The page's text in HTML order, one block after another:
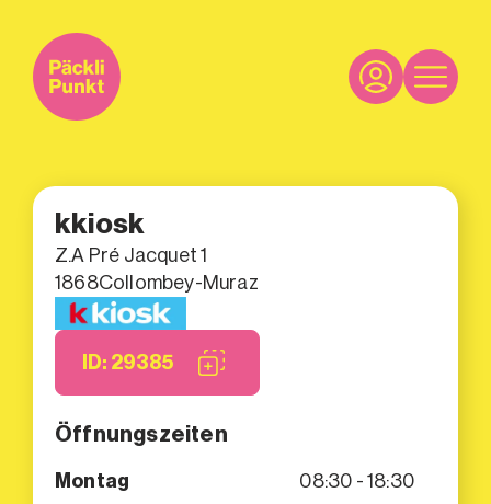
kkiosk
Z.A Pré Jacquet 1
1868Collombey-Muraz
ID: 29385
Öffnungszeiten
Montag 08:30 - 18:30